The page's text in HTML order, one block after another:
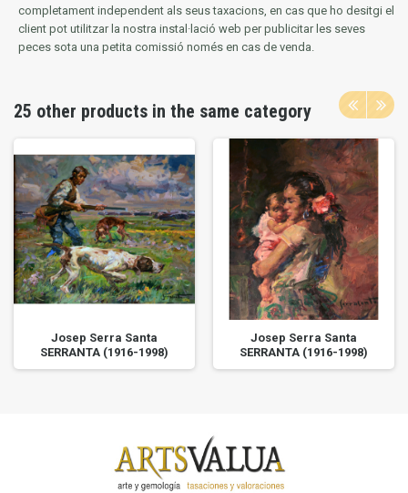
completament independent als seus taxacions, en cas que ho desitgi el
client pot utilitzar la nostra instal·lació web per publicitar les seves
peces sota una petita comissió només en cas de venda.
25 other products in the same category
Josep Serra Santa
SERRANTA (1916-1998)
Josep Serra Santa
SERRANTA (1916-1998)